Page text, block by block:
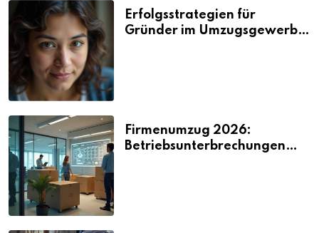
Erfolgsstrategien für
Gründer im Umzugsgewerbe
Firmenumzug 2026:
Betriebsunterbrechungen